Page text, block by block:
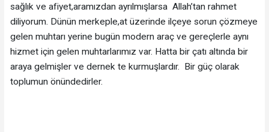
sağlık ve afiyet,aramızdan ayrılmışlarsa Allah’tan rahmet
diliyorum. Dünün merkeple,at üzerinde ilçeye sorun çözmeye
gelen muhtarı yerine bugün modern araç ve gereçlerle aynı
hizmet için gelen muhtarlarımız var. Hatta bir çatı altında bir
araya gelmişler ve dernek te kurmuşlardır. Bir güç olarak
toplumun önündedirler.